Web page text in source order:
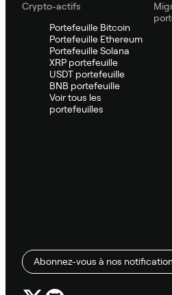
Crypto-actifs
Portefeuille Bitcoin
Portefeuille Ethereum
Portefeuille Solana
XRP portefeuille
USDT portefeuille
BNB portefeuille
Voir tous les
portefeuilles
Abonnez-vous à nos